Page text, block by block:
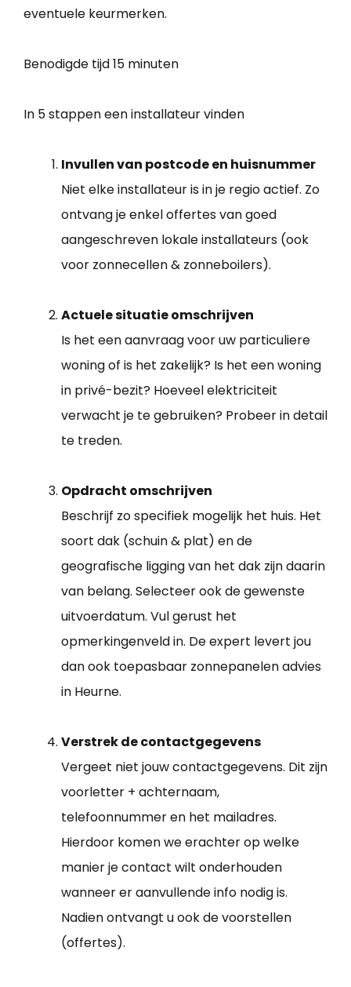
eventuele keurmerken.
Benodigde tijd15 minuten
In 5 stappen een installateur vinden
Invullen van postcode en huisnummer
Niet elke installateur is in je regio actief. Zo
ontvang je enkel offertes van goed
aangeschreven lokale installateurs (ook
voor zonnecellen & zonneboilers).
Actuele situatie omschrijven
Is het een aanvraag voor uw particuliere
woning of is het zakelijk? Is het een woning
in privé-bezit? Hoeveel elektriciteit
verwacht je te gebruiken? Probeer in detail
te treden.
Opdracht omschrijven
Beschrijf zo specifiek mogelijk het huis. Het
soort dak (schuin & plat) en de
geografische ligging van het dak zijn daarin
van belang. Selecteer ook de gewenste
uitvoerdatum. Vul gerust het
opmerkingenveld in. De expert levert jou
dan ook toepasbaar zonnepanelen advies
in Heurne.
Verstrek de contactgegevens
Vergeet niet jouw contactgegevens. Dit zijn
voorletter + achternaam,
telefoonnummer en het mailadres.
Hierdoor komen we erachter op welke
manier je contact wilt onderhouden
wanneer er aanvullende info nodig is.
Nadien ontvangt u ook de voorstellen
(offertes).